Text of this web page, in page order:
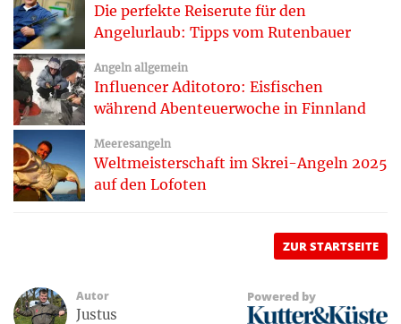
Die perfekte Reiserute für den
Angelurlaub: Tipps vom Rutenbauer
Angeln allgemein
Influencer Aditotoro: Eisfischen
während Abenteuerwoche in Finnland
Meeresangeln
Weltmeisterschaft im Skrei-Angeln 2025
auf den Lofoten
ZUR STARTSEITE
Autor
Justus
Powered by